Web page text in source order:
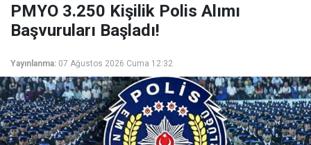
PMYO 3.250 Kişilik Polis Alımı
Başvuruları Başladı!
Yayınlanma: 07 Ağustos 2026 Cuma 12:32